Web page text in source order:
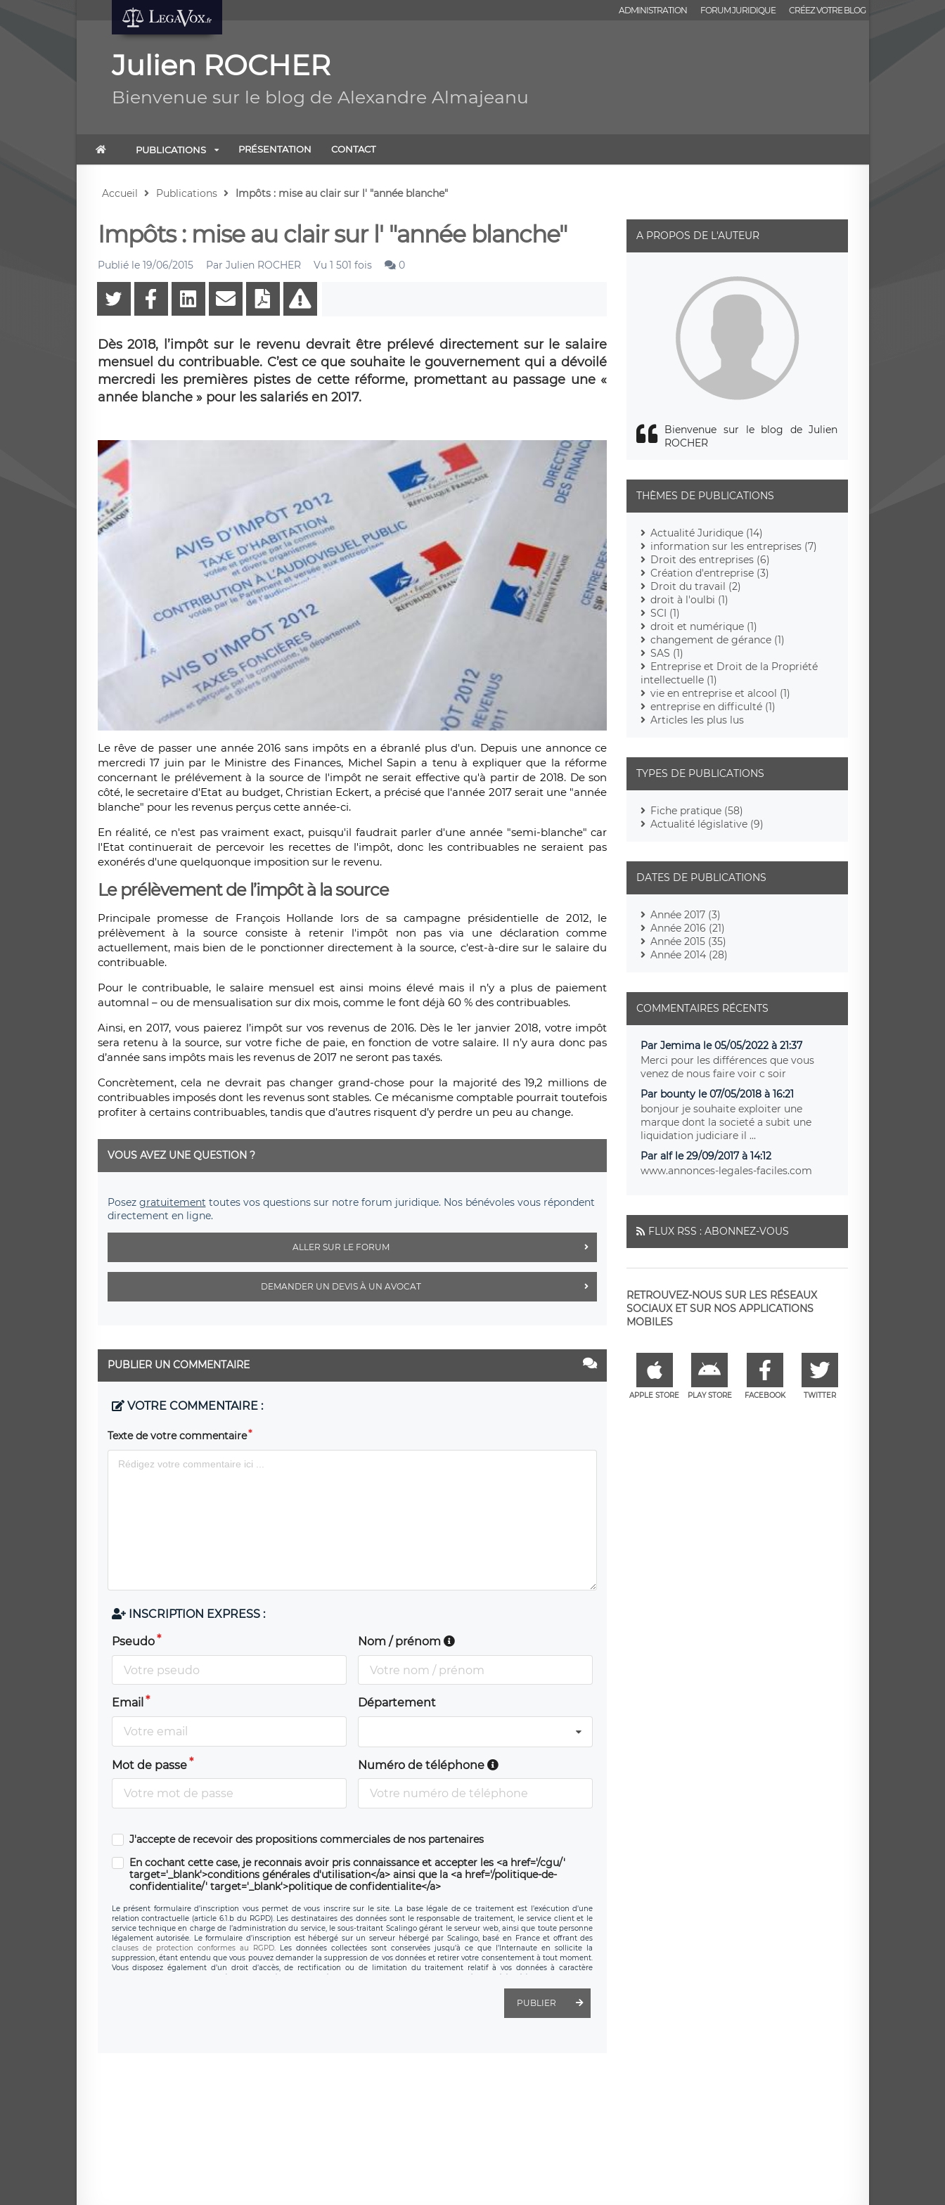
ADMINISTRATION FORUM JURIDIQUE CRÉEZ VOTRE BLOG
Julien ROCHER
Bienvenue sur le blog de Alexandre Almajeanu
PUBLICATIONS PRÉSENTATION CONTACT
Accueil Publications Impôts : mise au clair sur l' "année blanche"
Impôts : mise au clair sur l' "année blanche"
Publié le 19/06/2015 Par Julien ROCHER Vu 1 501 fois 0
Dès 2018, l’impôt sur le revenu devrait être prélevé directement sur le salaire
mensuel du contribuable. C’est ce que souhaite le gouvernement qui a dévoilé
mercredi les premières pistes de cette réforme, promettant au passage une «
année blanche » pour les salariés en 2017.
Le rêve de passer une année 2016 sans impôts en a ébranlé plus d'un. Depuis une annonce ce
mercredi 17 juin par le Ministre des Finances, Michel Sapin a tenu à expliquer que la réforme
concernant le prélévement à la source de l'impôt ne serait effective qu'à partir de 2018. De son
côté, le secretaire d'Etat au budget, Christian Eckert, a précisé que l'année 2017 serait une "année
blanche" pour les revenus perçus cette année-ci.
En réalité, ce n'est pas vraiment exact, puisqu'il faudrait parler d'une année "semi-blanche" car
l'Etat continuerait de percevoir les recettes de l'impôt, donc les contribuables ne seraient pas
exonérés d'une quelquonque imposition sur le revenu.
Le prélèvement de l’impôt à la source
Principale promesse de François Hollande lors de sa campagne présidentielle de 2012, le
prélèvement à la source consiste à retenir l'impôt non pas via une déclaration comme
actuellement, mais bien de le ponctionner directement à la source, c'est-à-dire sur le salaire du
contribuable.
Pour le contribuable, le salaire mensuel est ainsi moins élevé mais il n’y a plus de paiement
automnal – ou de mensualisation sur dix mois, comme le font déjà 60 % des contribuables.
Ainsi, en 2017, vous paierez l’impôt sur vos revenus de 2016. Dès le 1er janvier 2018, votre impôt
sera retenu à la source, sur votre fiche de paie, en fonction de votre salaire. Il n’y aura donc pas
d’année sans impôts mais les revenus de 2017 ne seront pas taxés.
Concrètement, cela ne devrait pas changer grand-chose pour la majorité des 19,2 millions de
contribuables imposés dont les revenus sont stables. Ce mécanisme comptable pourrait toutefois
profiter à certains contribuables, tandis que d’autres risquent d’y perdre un peu au change.
VOUS AVEZ UNE QUESTION ?
Posez gratuitement toutes vos questions sur notre forum juridique. Nos bénévoles vous répondent
directement en ligne.
ALLER SUR LE FORUM
DEMANDER UN DEVIS À UN AVOCAT
PUBLIER UN COMMENTAIRE
VOTRE COMMENTAIRE :
Texte de votre commentaire
INSCRIPTION EXPRESS :
Pseudo Nom / prénom
Email Département
Mot de passe Numéro de téléphone
J'accepte de recevoir des propositions commerciales de nos partenaires
En cochant cette case, je reconnais avoir pris connaissance et accepter les <a href='/cgu/'
target='_blank'>conditions générales d'utilisation</a> ainsi que la <a href='/politique-de-
confidentialite/' target='_blank'>politique de confidentialite</a>
Le présent formulaire d’inscription vous permet de vous inscrire sur le site. La base légale de ce traitement est l’exécution d’une
relation contractuelle (article 6.1.b du RGPD). Les destinataires des données sont le responsable de traitement, le service client et le
service technique en charge de l’administration du service, le sous-traitant Scalingo gérant le serveur web, ainsi que toute personne
légalement autorisée. Le formulaire d’inscription est hébergé sur un serveur hébergé par Scalingo, basé en France et offrant des
clauses de protection conformes au RGPD. Les données collectées sont conservées jusqu’à ce que l’Internaute en sollicite la
suppression, étant entendu que vous pouvez demander la suppression de vos données et retirer votre consentement à tout moment.
Vous disposez également d’un droit d’accès, de rectification ou de limitation du traitement relatif à vos données à caractère
personnel, ainsi que d’un droit à la portabilité de vos données. Vous pouvez exercer ces droits auprès du délégué à la protection des
données de LÉGAVOX qui exerce au siège social de LÉGAVOX et est joignable à l’adresse mail suivante :
donneespersonnelles@legavox.fr. Le responsable de traitement est la société LÉGAVOX, sis 9 rue Léopold Sédar Senghor, joignable à
l’adresse mail : responsabledetraitement@legavox.fr. Vous avez également le droit d’introduire une réclamation auprès d’une autorité
PUBLIER
A PROPOS DE L'AUTEUR
Bienvenue sur le blog de Julien
ROCHER
THÈMES DE PUBLICATIONS
Actualité Juridique (14)
information sur les entreprises (7)
Droit des entreprises (6)
Création d'entreprise (3)
Droit du travail (2)
droit à l'oulbi (1)
SCI (1)
droit et numérique (1)
changement de gérance (1)
SAS (1)
Entreprise et Droit de la Propriété
intellectuelle (1)
vie en entreprise et alcool (1)
entreprise en difficulté (1)
Articles les plus lus
TYPES DE PUBLICATIONS
Fiche pratique (58)
Actualité législative (9)
DATES DE PUBLICATIONS
Année 2017 (3)
Année 2016 (21)
Année 2015 (35)
Année 2014 (28)
COMMENTAIRES RÉCENTS
Par Jemima le 05/05/2022 à 21:37
Merci pour les différences que vous
venez de nous faire voir c soir
Par bounty le 07/05/2018 à 16:21
bonjour je souhaite exploiter une
marque dont la societé a subit une
liquidation judiciare il ...
Par alf le 29/09/2017 à 14:12
www.annonces-legales-faciles.com
FLUX RSS : ABONNEZ-VOUS
RETROUVEZ-NOUS SUR LES RÉSEAUX
SOCIAUX ET SUR NOS APPLICATIONS
MOBILES
APPLE STORE PLAY STORE FACEBOOK TWITTER